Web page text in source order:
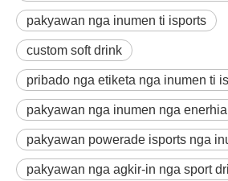
pakyawan nga inumen ti isports
custom soft drink
pribado nga etiketa nga inumen ti
pakyawan nga inumen nga enerhia
pakyawan powerade isports nga
pakyawan nga agkir-in nga sport